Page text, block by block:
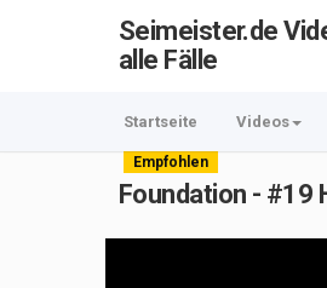
Seimeister.de
alle Fälle
Startseite Videos
Empfohlen
Foundation - #19